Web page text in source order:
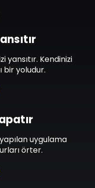
uygulama
örter.
yansıtır. Kendinizi
bir yoludur.